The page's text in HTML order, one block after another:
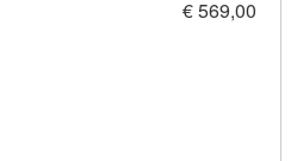
€ 569,00